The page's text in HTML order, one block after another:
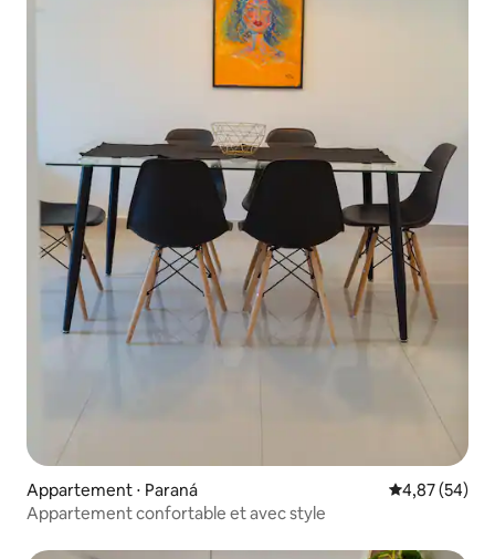
Appartement ⋅ Paraná Évaluation
4,87 (54)
Appartement confortable et avec style